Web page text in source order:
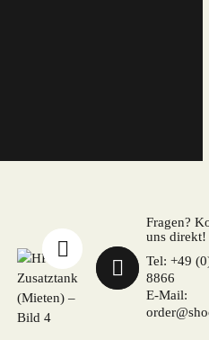
🔍
Fragen?
uns direkt!
Tel: +49
8866
E-Mail: